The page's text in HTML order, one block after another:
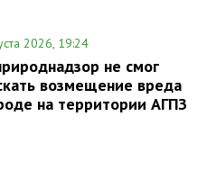
2026, 19:24
не смог
возмещение вреда
на территории АГПЗ